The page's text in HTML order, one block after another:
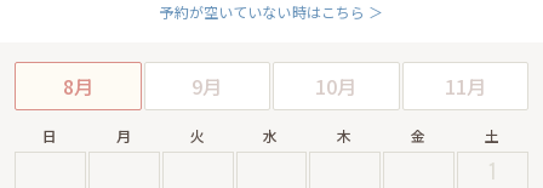
予約が空いていない時はこちら ＞
8月 9月 10月 11月
日 月 火 水 木 金 土
1